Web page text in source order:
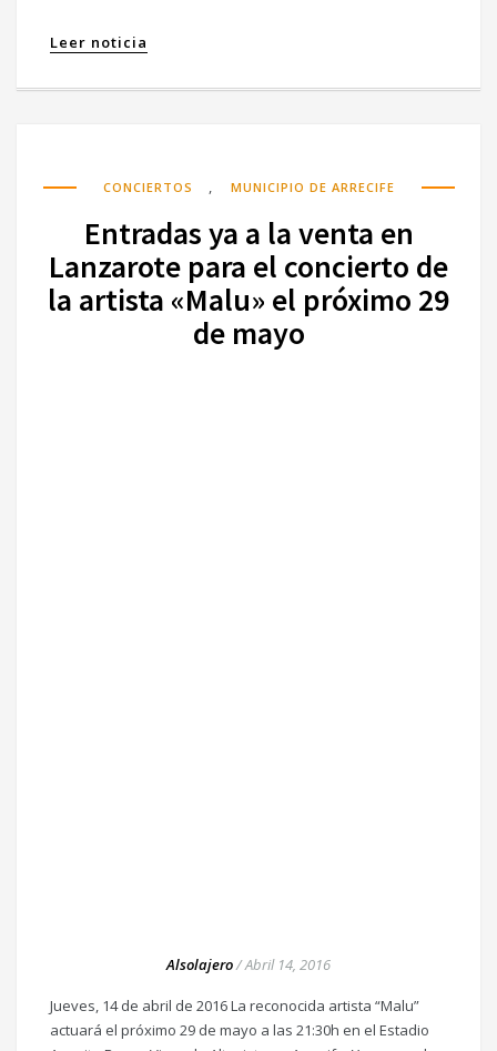
Leer noticia
CONCIERTOS , MUNICIPIO DE ARRECIFE
Entradas ya a la venta en
Lanzarote para el concierto de
la artista «Malu» el próximo 29
de mayo
Alsolajero/Abril 14, 2016
Jueves, 14 de abril de 2016 La reconocida artista “Malu”
actuará el próximo 29 de mayo a las 21:30h en el Estadio